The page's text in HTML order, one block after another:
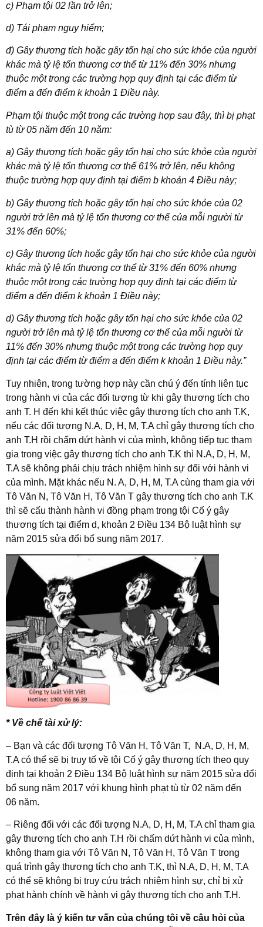
c) Phạm tội 02 lần trở lên;
d) Tái phạm nguy hiểm;
đ) Gây thương tích hoặc gây tổn hại cho sức khỏe của người
khác mà tỷ lệ tổn thương cơ thể từ 11% đến 30% nhưng
thuộc một trong các trường hợp quy định tại các điểm từ
điểm a đến điểm k khoản 1 Điều này.
Phạm tội thuộc một trong các trường hợp sau đây, thì bị phạt
tù từ 05 năm đến 10 năm:
a) Gây thương tích hoặc gây tổn hại cho sức khỏe của người
khác mà tỷ lệ tổn thương cơ thể 61% trở lên, nếu không
thuộc trường hợp quy định tại điểm b khoản 4 Điều này;
b) Gây thương tích hoặc gây tổn hại cho sức khỏe của 02
người trở lên mà tỷ lệ tổn thương cơ thể của mỗi người từ
31% đến 60%;
c) Gây thương tích hoặc gây tổn hại cho sức khỏe của người
khác mà tỷ lệ tổn thương cơ thể từ 31% đến 60% nhưng
thuộc một trong các trường hợp quy định tại các điểm từ
điểm a đến điểm k khoản 1 Điều này;
d) Gây thương tích hoặc gây tổn hại cho sức khỏe của 02
người trở lên mà tỷ lệ tổn thương cơ thể của mỗi người từ
11% đến 30% nhưng thuộc một trong các trường hợp quy
định tại các điểm từ điểm a đến điểm k khoản 1 Điều này.”
Tuy nhiên, trong tường hợp này cần chú ý đến tính liên tục
trong hành vi của các đối tượng từ khi gây thương tích cho
anh T. H đến khi kết thúc việc gây thương tích cho anh T.K,
nếu các đối tượng N.A, D, H, M, T.A chỉ gây thương tích cho
anh T.H rồi chấm dứt hành vi của mình, không tiếp tục tham
gia trong việc gây thương tích cho anh T.K thì N.A, D, H, M,
T.A sẽ không phải chịu trách nhiệm hình sự đối với hành vi
của mình. Mặt khác nếu N. A, D, H, M, T.A cùng tham gia với
Tô Văn N, Tô Văn H, Tô Văn T gây thương tích cho anh T.K
thì sẽ cấu thành hành vi đồng phạm trong tội Cố ý gây
thương tích tại điểm d, khoản 2 Điều 134 Bộ luật hình sự
năm 2015 sửa đổi bổ sung năm 2017.
* Về chế tài xử lý:
– Bạn và các đối tượng Tô Văn H, Tô Văn T, N.A, D, H, M,
T.A có thể sẽ bị truy tố về tội Cố ý gây thương tích theo quy
định tại khoản 2 Điều 134 Bộ luật hình sự năm 2015 sửa đổi
bổ sung năm 2017 với khung hình phạt tù từ 02 năm đến
06 năm.
– Riêng đối với các đối tượng N.A, D, H, M, T.A chỉ tham gia
gây thương tích cho anh T.H rồi chấm dứt hành vi của mình,
không tham gia với Tô Văn N, Tô Văn H, Tô Văn T trong
quá trình gây thương tích cho anh T.K, thì N.A, D, H, M, T.A
có thể sẽ không bị truy cứu trách nhiệm hình sự, chỉ bị xử
phạt hành chính về hành vi gây thương tích cho anh T.H.
Trên đây là ý kiến tư vấn của chúng tôi về câu hỏi của